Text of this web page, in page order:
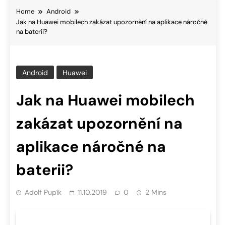
Home
Android
Jak na Huawei mobilech zakázat upozornění na aplikace náročné
na baterii?
Android Huawei
Jak na Huawei mobilech
zakázat upozornění na
aplikace náročné na
baterii?
Adolf Pupík 11.10.2019 0 2 Mins